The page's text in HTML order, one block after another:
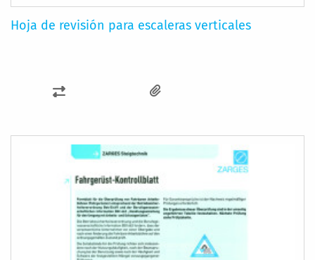
Hoja de revisión para escaleras verticales
AÑADIR
COMPARAR